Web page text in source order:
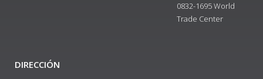
0832-1695 World
Trade Center
DIRECCIÓN